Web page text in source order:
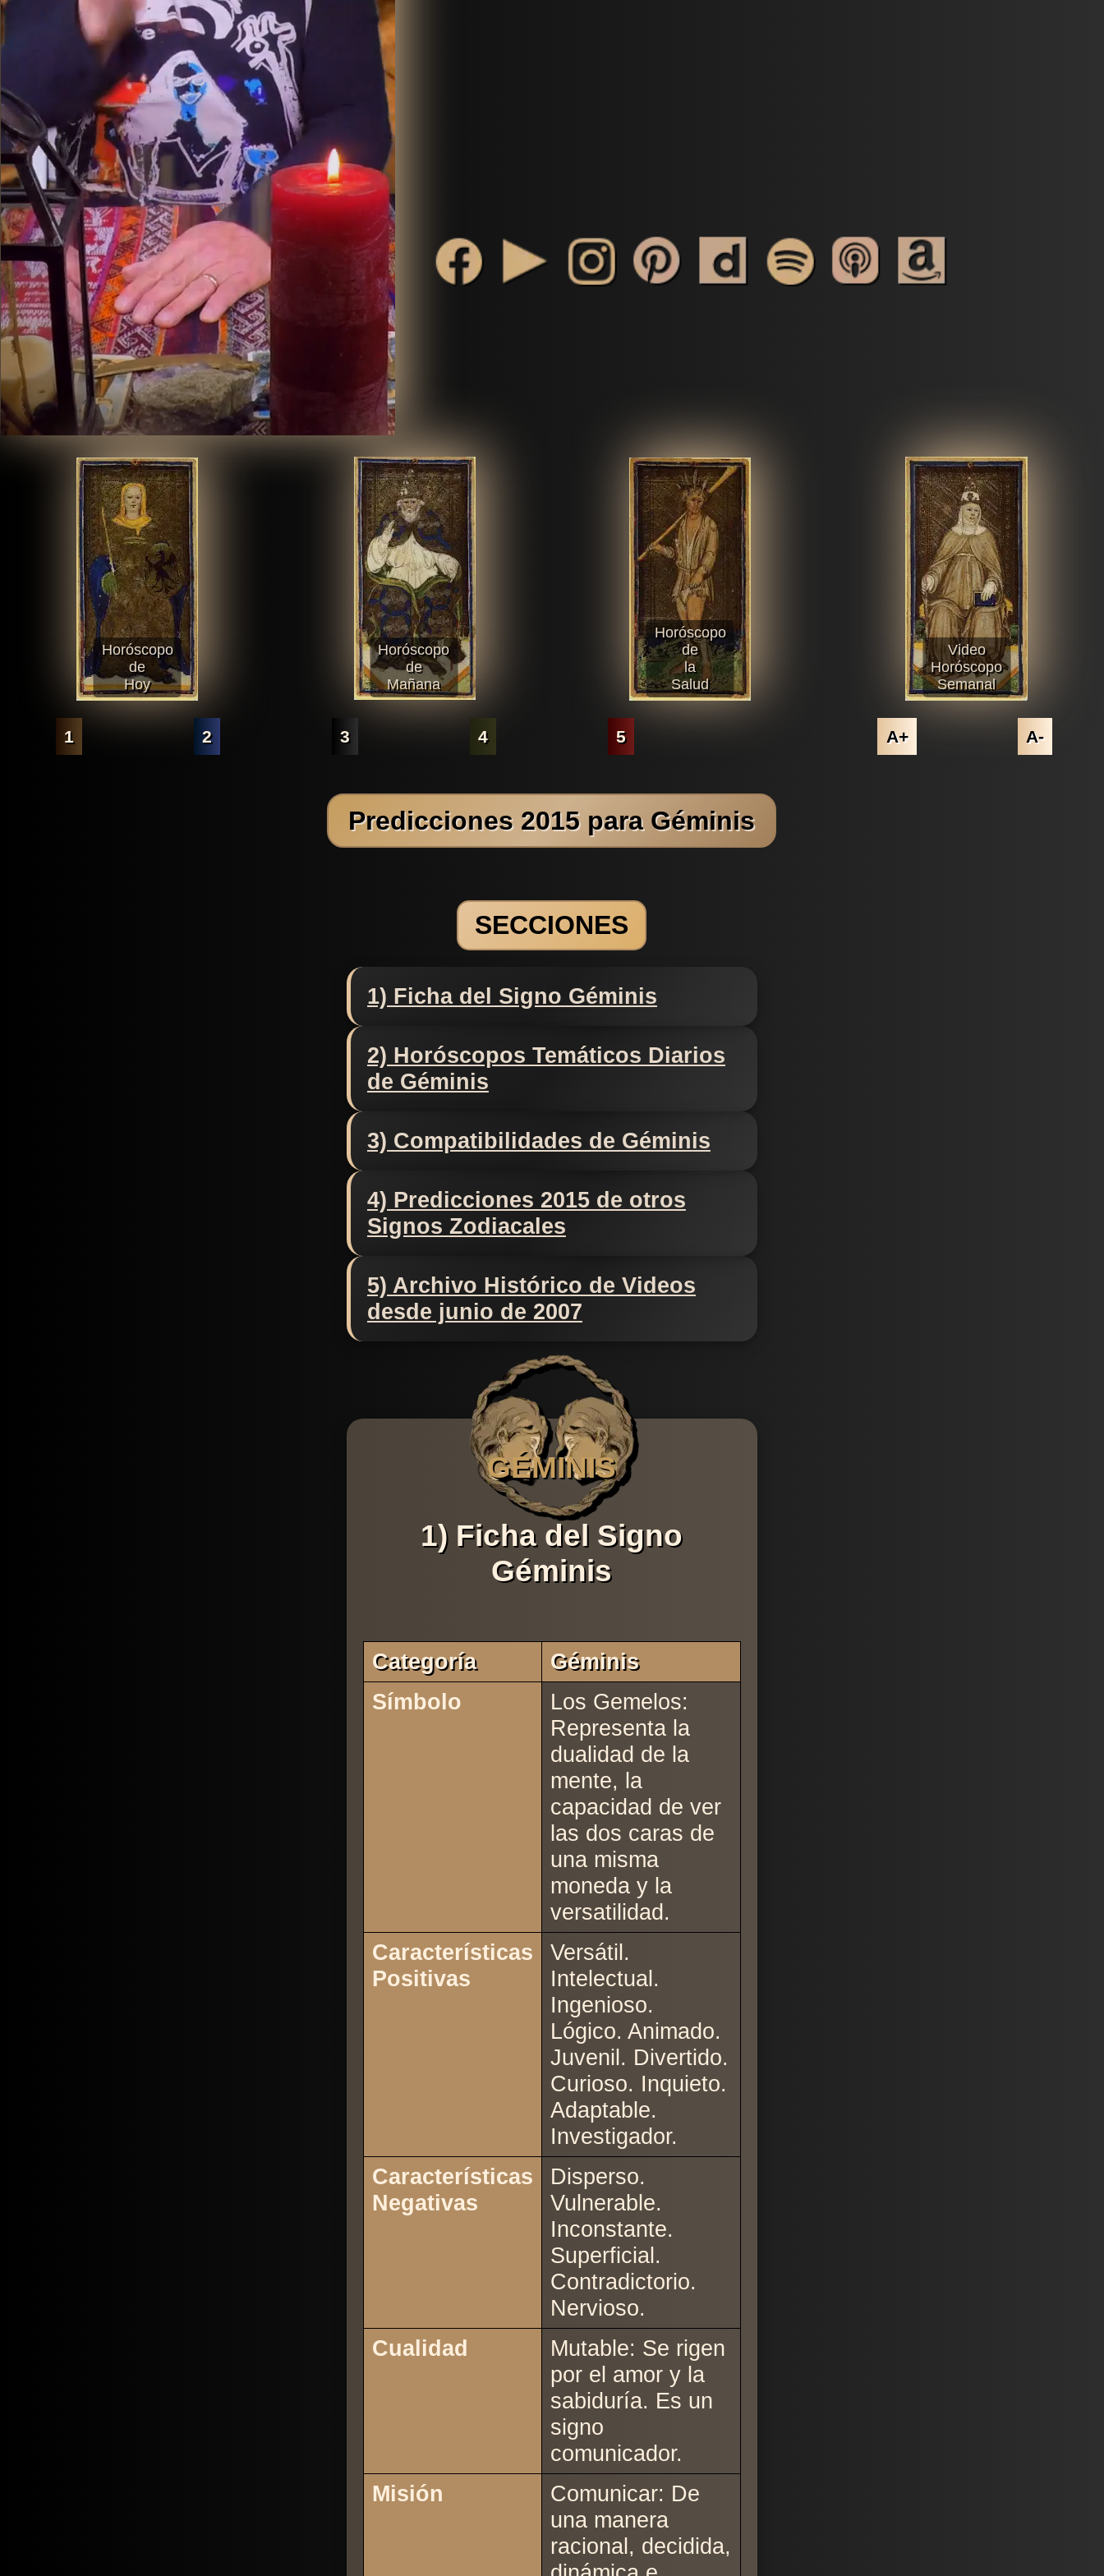
Horóscopo
de
Hoy
Horóscopo
de
Mañana
Horóscopo
de
la
Salud
Video
Horóscopo
Semanal
1 2 3 4 5 A+ A-
Predicciones 2015 para Géminis
SECCIONES
1) Ficha del Signo Géminis
2) Horóscopos Temáticos Diarios
de Géminis
3) Compatibilidades de Géminis
4) Predicciones 2015 de otros
Signos Zodiacales
5) Archivo Histórico de Videos
desde junio de 2007
GÉMINIS
1) Ficha del Signo
Géminis
Categoría
Géminis
Símbolo
Los Gemelos:
Representa la
dualidad de la
mente, la
capacidad de ver
las dos caras de
una misma
moneda y la
versatilidad.
Características
Positivas
Versátil.
Intelectual.
Ingenioso.
Lógico. Animado.
Juvenil. Divertido.
Curioso. Inquieto.
Adaptable.
Investigador.
Características
Negativas
Disperso.
Vulnerable.
Inconstante.
Superficial.
Contradictorio.
Nervioso.
Cualidad
Mutable: Se rigen
por el amor y la
sabiduría. Es un
signo
comunicador.
Misión
Comunicar: De
una manera
racional, decidida,